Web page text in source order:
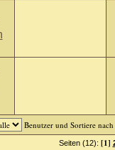
Benutzer und Sortiere nach
Seiten (12): [1]